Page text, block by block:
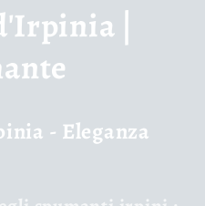
|
- Eleganza